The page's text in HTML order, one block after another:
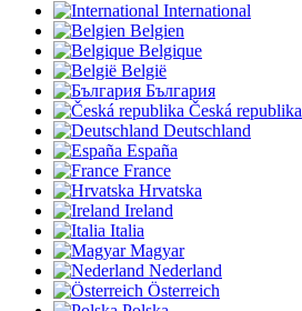
International
Belgien
Belgique
België
България
Česká republika
Deutschland
España
France
Hrvatska
Ireland
Italia
Magyar
Nederland
Österreich